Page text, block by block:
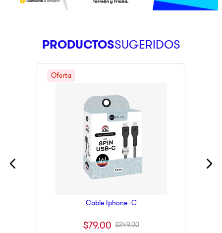
PRODUCTOS
Cable Iphone -C
$79.00 $249.00